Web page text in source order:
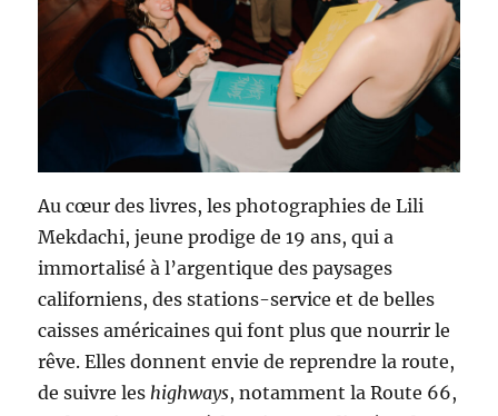
Au cœur des livres, les photographies de Lili
Mekdachi, jeune prodige de 19 ans, qui a
immortalisé à l’argentique des paysages
californiens, des stations-service et de belles
caisses américaines qui font plus que nourrir le
rêve. Elles donnent envie de reprendre la route,
de suivre leshighways, notamment la Route 66,